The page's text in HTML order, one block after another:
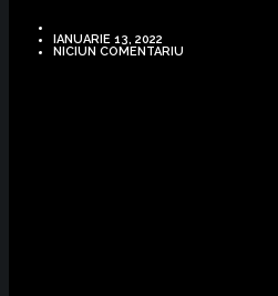
IANUARIE 13, 2022
NICIUN COMENTARIU